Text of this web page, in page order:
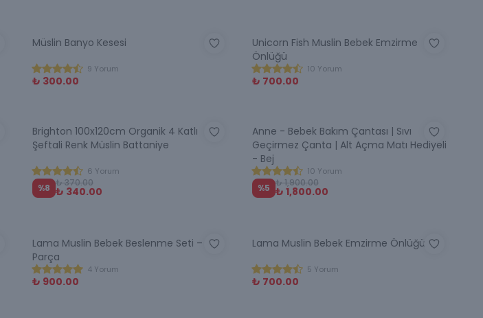
Müslin Banyo Kesesi
9 Yorum
₺ 300.00
Unicorn Fish Muslin Bebek Emzirme
Önlüğü
10 Yorum
₺ 700.00
Brighton 100x120cm Organik 4 Katlı
Şeftali Renk Müslin Battaniye
6 Yorum
%8 ₺ 370.00
₺ 340.00
Anne - Bebek Bakım Çantası | Sıvı
Geçirmez Çanta | Alt Açma Matı Hediyeli
- Bej
10 Yorum
%5 ₺ 1,900.00
₺ 1,800.00
Lama Muslin Bebek Beslenme Seti – 8
Parça
4 Yorum
₺ 900.00
Lama Muslin Bebek Emzirme Önlüğü
5 Yorum
₺ 700.00